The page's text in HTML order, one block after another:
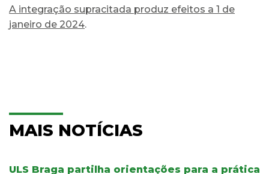
A integração supracitada produz efeitos a 1 de
janeiro de 2024.
MAIS NOTÍCIAS
ULS Braga partilha orientações para a prática